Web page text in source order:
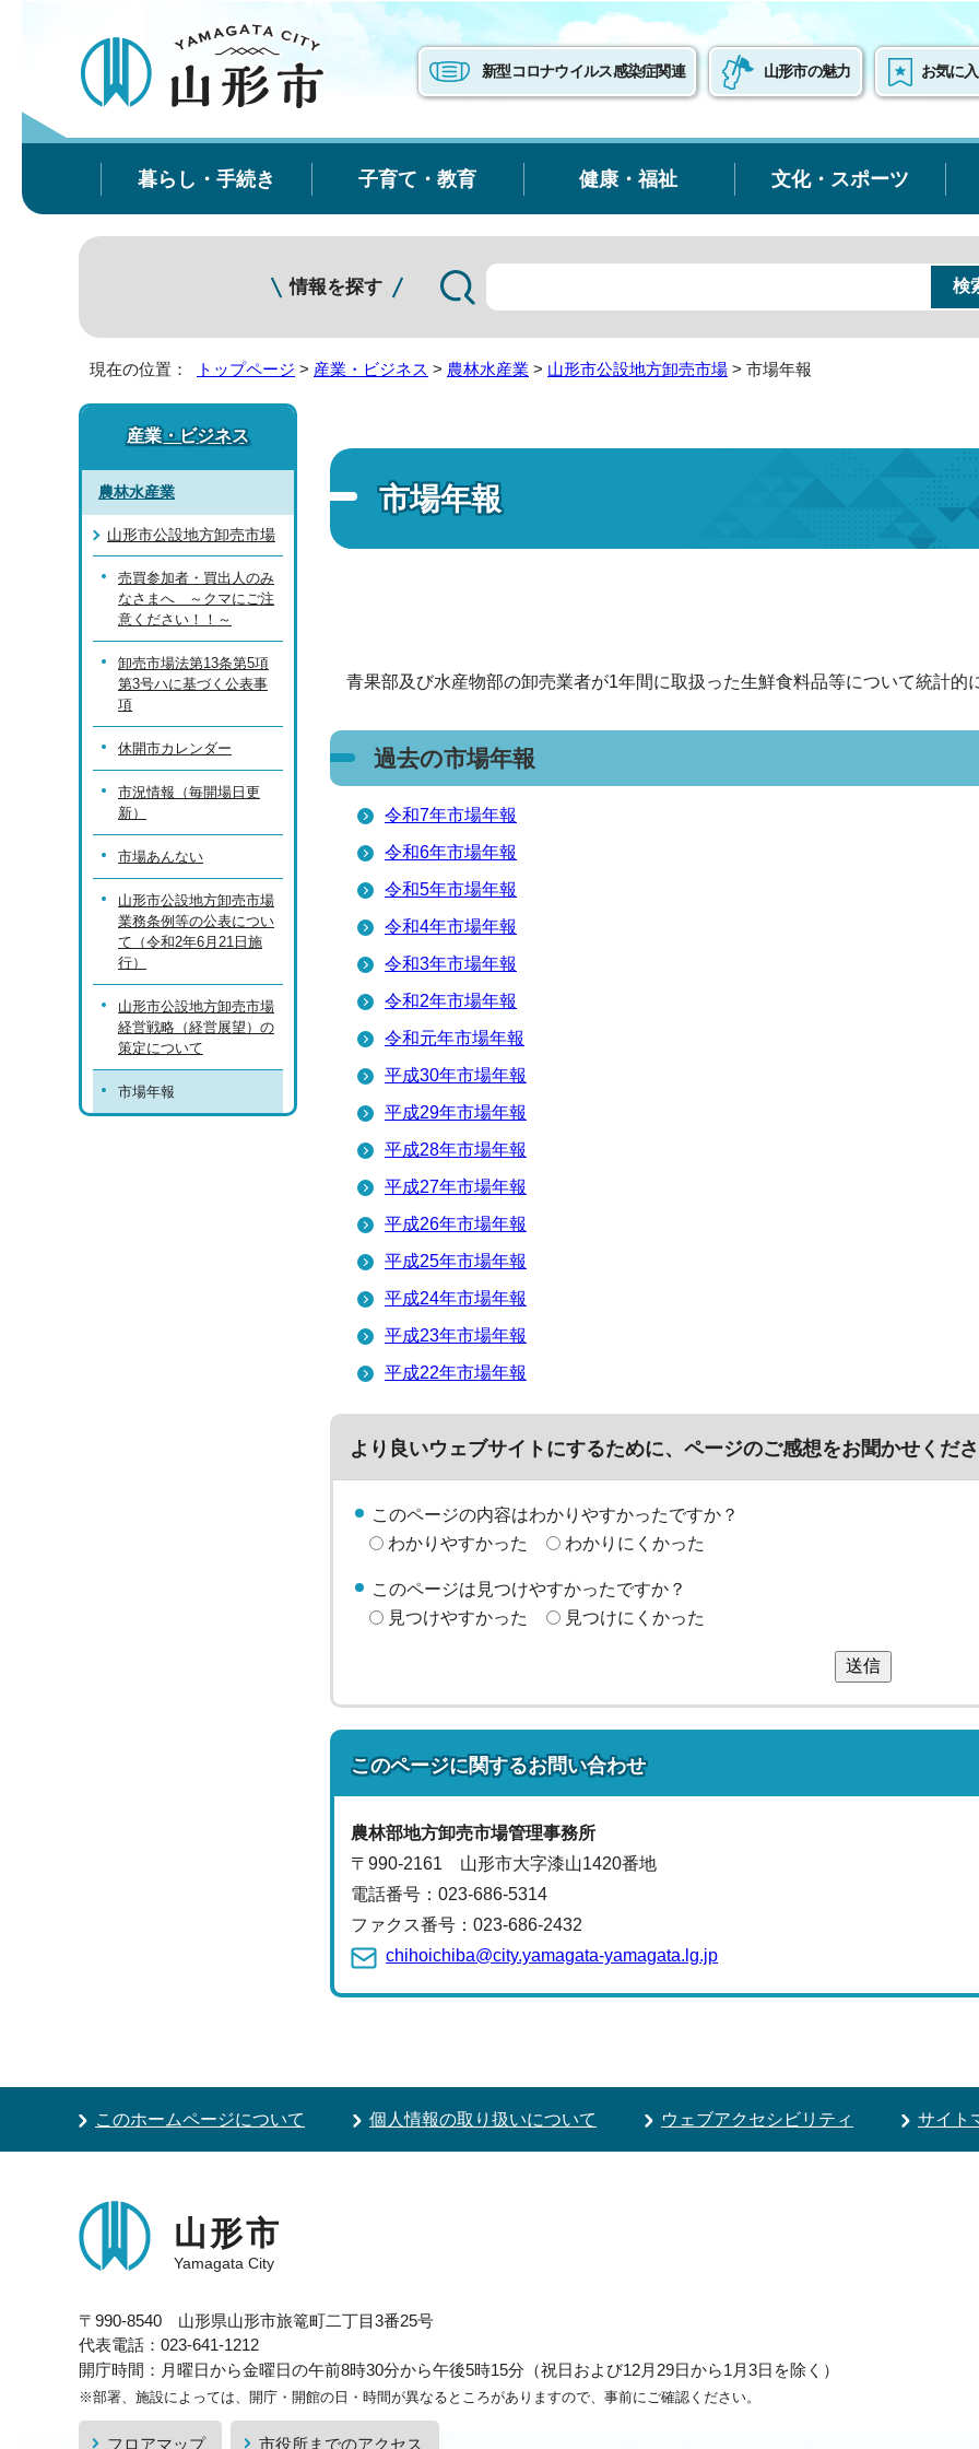
新型コロナウイルス感染症関連 山形市の魅力 お気に
暮らし・手続き 子育て・教育 健康・福祉 文化・スポーツ
情報を探す
現在の位置： トップページ > 産業・ビジネス > 農林水産業 > 山形市公設地方卸売市場 > 市場年報
市場年報
青果部及び水産物部の卸売業者が1年間に取扱った生鮮食料品等について統計的
過去の市場年報
令和7年市場年報
令和6年市場年報
令和5年市場年報
令和4年市場年報
令和3年市場年報
令和2年市場年報
令和元年市場年報
平成30年市場年報
平成29年市場年報
平成28年市場年報
平成27年市場年報
平成26年市場年報
平成25年市場年報
平成24年市場年報
平成23年市場年報
平成22年市場年報
より良いウェブサイトにするために、ページのご感想をお聞かせくだ
このページの内容はわかりやすかったですか？
わかりやすかった
わかりにくかった
このページは見つけやすかったですか？
見つけやすかった
見つけにくかった
送信
このページに関するお問い合わせ
農林部地方卸売市場管理事務所
〒990-2161 山形市大字漆山1420番地
電話番号： 023-686-5314
ファクス番号：023-686-2432
chihoichiba@city.yamagata-yamagata.lg.jp
産業・ビジネス
農林水産業
山形市公設地方卸売市場
売買参加者・買出人のみ
なさまへ ～クマにご注
意ください！！～
卸売市場法第13条第5項
第3号ハに基づく公表事
項
休開市カレンダー
市況情報（毎開場日更
新）
市場あんない
山形市公設地方卸売市場
業務条例等の公表につい
て（令和2年6月21日施
行）
山形市公設地方卸売市場
経営戦略（経営展望）の
策定について
市場年報
このホームページについて 個人情報の取り扱いについて ウェブアクセシビリティ サイト
山形市
Yamagata City
〒990-8540 山形県山形市旅篭町二丁目3番25号
代表電話：023-641-1212
開庁時間：月曜日から金曜日の午前8時30分から午後5時15分（祝日および12月29日から1月3日を除く）
※部署、施設によっては、開庁・開館の日・時間が異なるところがありますので、事前にご確認ください。
フロアマップ 市役所までのアクセス